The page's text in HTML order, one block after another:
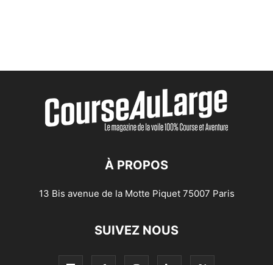
À PROPOS
13 Bis avenue de la Motte Piquet 75007 Paris
SUIVEZ NOUS